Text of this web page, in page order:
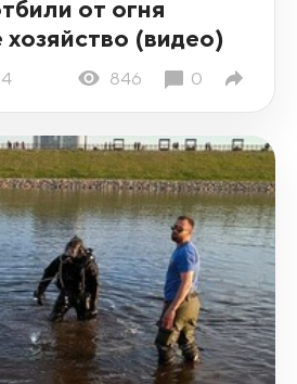
от огня
(видео)
846 0